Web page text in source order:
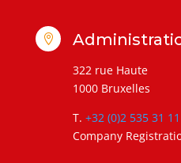

322 rue Haute
1000 Bruxelles
T. +32 (0)2 535 31 11
Company